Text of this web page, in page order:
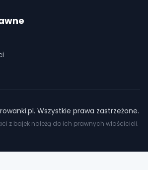
Wszystkie prawa zastrzeżone.
z bajek należą do ich prawnych właścicieli.